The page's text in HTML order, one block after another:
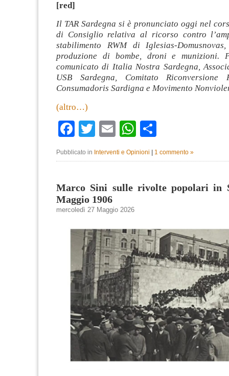
[red]
Il TAR Sardegna si è pronunciato oggi nel
di Consiglio relativa al ricorso contro
stabilimento RWM di Iglesias-
produzione di bombe, droni e munizioni.
comunicato di Italia Nostra Sardegna,
USB Sardegna, Comitato Riconversione
Consumadoris Sardigna e Movimento
(altro…)
Facebook
TwitterEmailWhatsApp
Pubblicato in Interventi e Opinioni 1 commento »
Marco Sini sulle rivolte popolari in
Maggio 1906
mercoledì 27 Maggio 2026